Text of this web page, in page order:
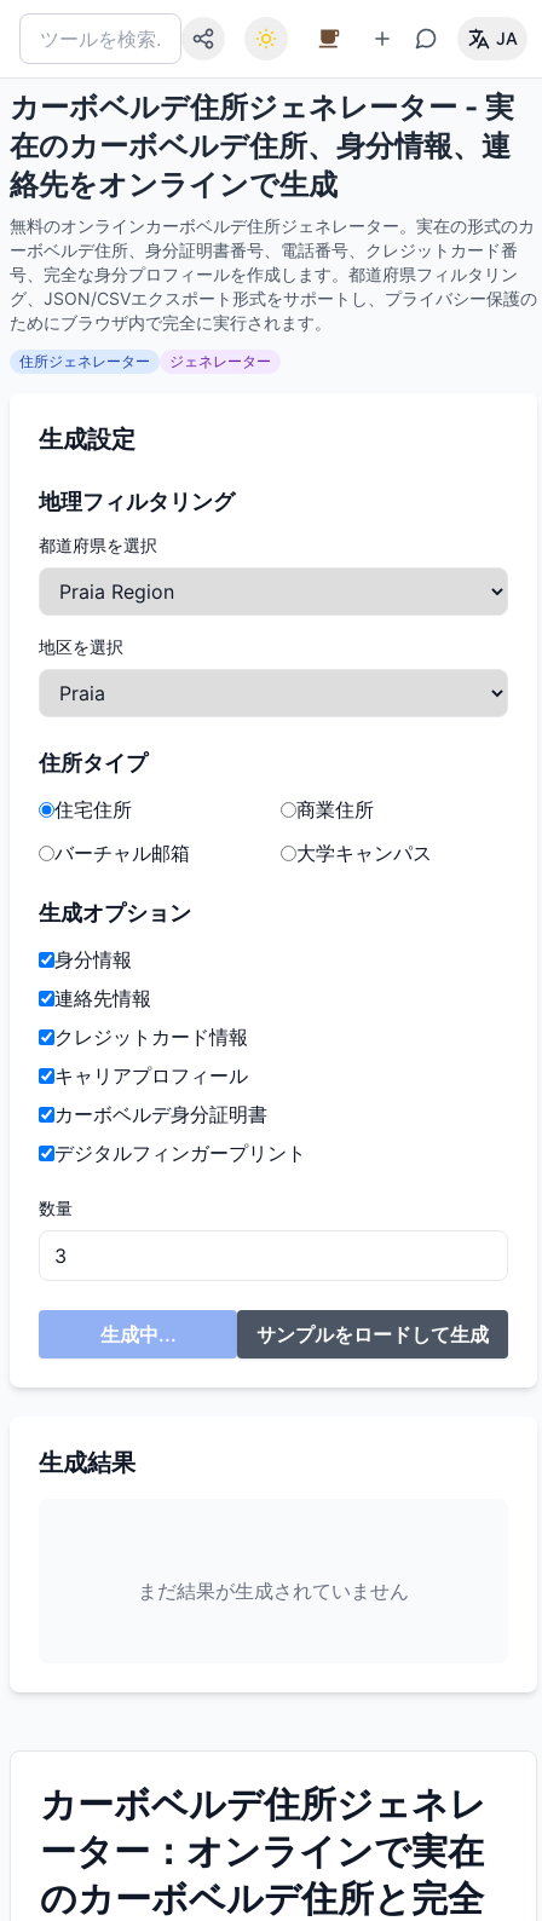
JA
カーボベルデ住所ジェネレーター - 実
在のカーボベルデ住所、身分情報、連
絡先をオンラインで生成
無料のオンラインカーボベルデ住所ジェネレーター。実在の形式のカ
ーボベルデ住所、身分証明書番号、電話番号、クレジットカード番
号、完全な身分プロフィールを作成します。都道府県フィルタリン
グ、JSON/CSVエクスポート形式をサポートし、プライバシー保護の
ためにブラウザ内で完全に実行されます。
住所ジェネレーター ジェネレーター
生成設定
地理フィルタリング
都道府県を選択
地区を選択
住所タイプ
住宅住所
商業住所
バーチャル邮箱
大学キャンパス
生成オプション
身分情報
連絡先情報
クレジットカード情報
キャリアプロフィール
カーボベルデ身分証明書
デジタルフィンガープリント
数量
生成中... サンプルをロードして生成
生成結果
まだ結果が生成されていません
カーボベルデ住所ジェネレ
ーター：オンラインで実在
のカーボベルデ住所と完全